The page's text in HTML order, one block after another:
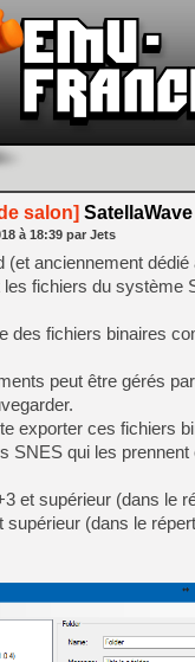
salon]
à 18:39 par Jets
(et anciennement dédié
les fichiers du système
des fichiers binaires
peut être gérés
exporter ces fichiers
SNES qui les
et supérieur (dans le
supérieur (dans le